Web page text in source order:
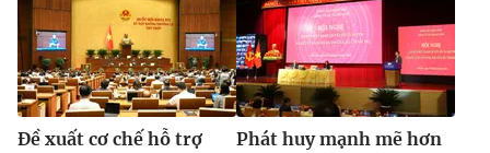
Đề xuất cơ chế hỗ trợ
Phát huy mạnh mẽ hơn